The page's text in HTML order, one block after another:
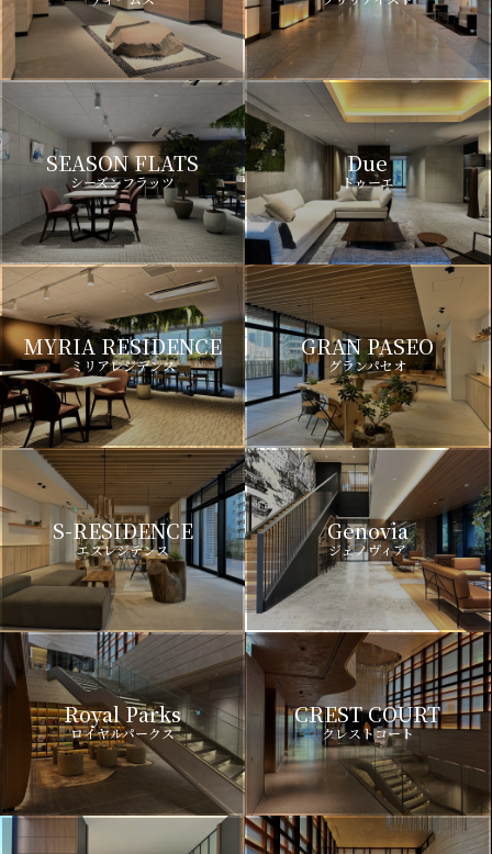
SEASON FLATS
シーズンフラッツ
Due
ドゥーエ
MYRIA RESIDENCE
ミリアレジデンス
GRAN PASEO
グランパセオ
S-RESIDENCE
エスレジデンス
Genovia
ジェノヴィア
Royal Parks
ロイヤルパークス
CREST COURT
クレストコート